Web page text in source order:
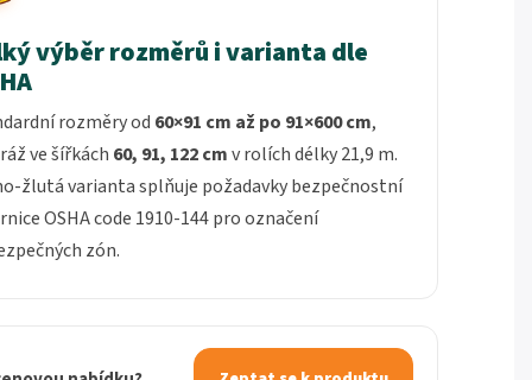
výběr rozměrů i varianta dle
rozměry od 60×91 cm až po 91×600 cm,
ve šířkách 60, 91, 122 cmv rolích délky 21,9 m.
žlutá varianta splňuje požadavky bezpečnostní
OSHA code 1910-144 pro označení
zón.